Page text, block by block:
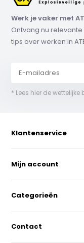
Werk je vaker met
Ontvang nu
tips over werken in
* Lees hier de wettelijke
Klantenservice
Mijn account
Categorieën
Contact